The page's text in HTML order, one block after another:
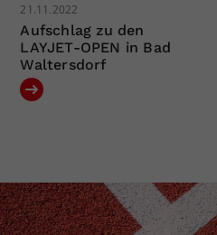
21.11.2022
Aufschlag zu den
LAYJET-OPEN in Bad
Waltersdorf